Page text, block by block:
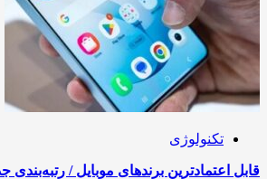
تکنولوژی